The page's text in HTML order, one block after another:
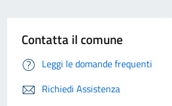
Contatta il comune
Leggi le domande frequenti
Richiedi Assistenza